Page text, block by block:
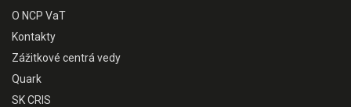
O NCP VaT
Kontakty
Zážitkové centrá vedy
Quark
SK CRIS